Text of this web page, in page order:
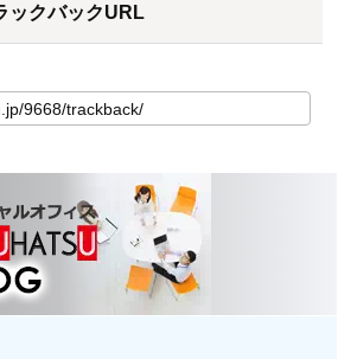
ックバックURL